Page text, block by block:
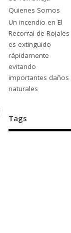
Quienes Somos
Un incendio en El
Recorral de Rojales
es extinguido
rápidamente
evitando
importantes daños
naturales
Tags